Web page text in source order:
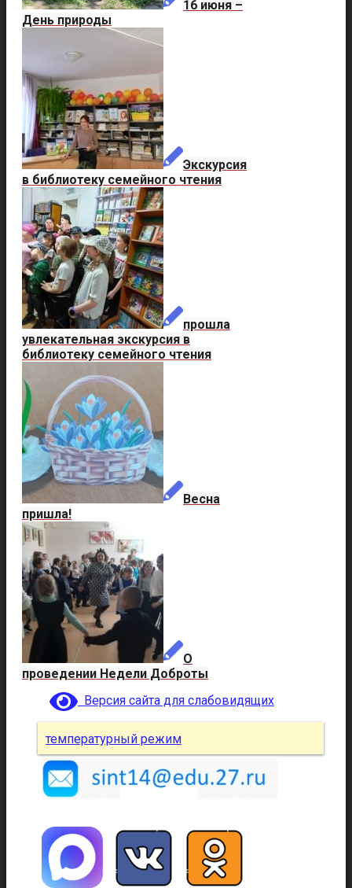
16 июня –
День природы
Экскурсия
в библиотеку семейного чтения
прошла
увлекательная экскурсия в
библиотеку семейного чтения
Весна
пришла!
О
проведении Недели Доброты
Версия сайта для слабовидящих
температурный режим